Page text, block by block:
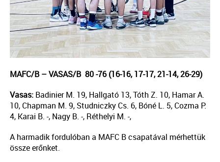
MAFC/B – VASAS/B 80 -76 (16-16, 17-17, 21-14, 26-29)
Vasas: Badinier M. 19, Hallgató 13, Tóth Z. 10, Hamar A.
10, Chapman M. 9, Studniczky Cs. 6, Bóné L. 5, Cozma P.
4, Karai B. -, Nagy B. -, Réthelyi M. -,
A harmadik fordulóban a MAFC B csapatával mérhettük
össze erőnket.